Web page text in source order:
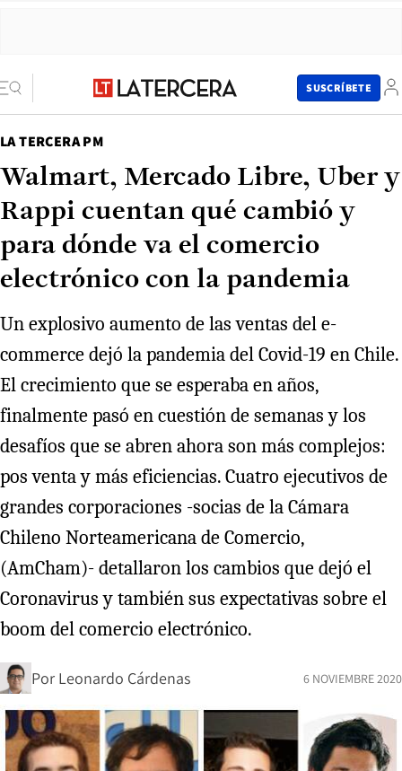
SUSCRÍBETE
LA TERCERA PM
Walmart, Mercado Libre, Uber y
Rappi cuentan qué cambió y
para dónde va el comercio
electrónico con la pandemia
Un explosivo aumento de las ventas del e-
commerce dejó la pandemia del Covid-19 en Chile.
El crecimiento que se esperaba en años,
finalmente pasó en cuestión de semanas y los
desafíos que se abren ahora son más complejos:
pos venta y más eficiencias. Cuatro ejecutivos de
grandes corporaciones -socias de la Cámara
Chileno Norteamericana de Comercio,
(AmCham)- detallaron los cambios que dejó el
Coronavirus y también sus expectativas sobre el
boom del comercio electrónico.
Por Leonardo Cárdenas 6 NOVIEMBRE 2020